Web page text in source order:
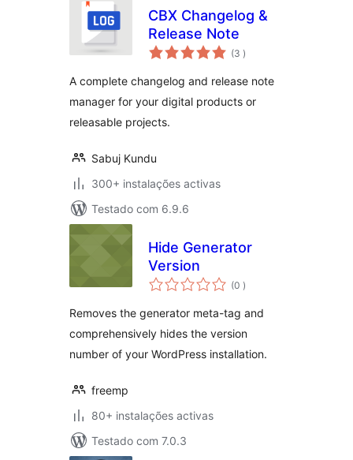
CBX Changelog &
Release Note
(3 classificações
)
A complete changelog and release note
manager for your digital products or
releasable projects.
Sabuj Kundu
300+ instalações activas
Testado com 6.9.6
Hide Generator
Version
(0 classificações
)
Removes the generator meta-tag and
comprehensively hides the version
number of your WordPress installation.
freemp
80+ instalações activas
Testado com 7.0.3